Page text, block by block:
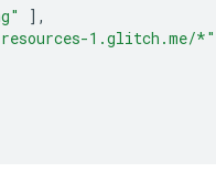
],
1.glitch.me/*"